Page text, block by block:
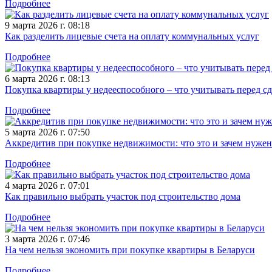
Подробнее
9 марта 2026 г. 08:18
Как разделить лицевые счета на оплату коммунальных услуг
Подробнее
6 марта 2026 г. 08:13
Покупка квартиры у недееспособного – что учитывать перед
Подробнее
5 марта 2026 г. 07:50
Аккредитив при покупке недвижимости: что это и зачем нужен
Подробнее
4 марта 2026 г. 07:01
Как правильно выбрать участок под строительство дома
Подробнее
3 марта 2026 г. 07:46
На чем нельзя экономить при покупке квартиры в Беларуси